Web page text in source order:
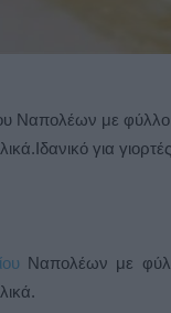
Ναπολέων με φύλλο
για
Ναπολέων με